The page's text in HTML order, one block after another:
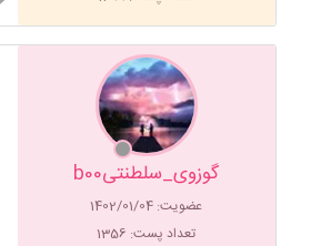
گوزوی_سلطنتیb00
عضویت: 1402/01/04
تعداد پست: 1356